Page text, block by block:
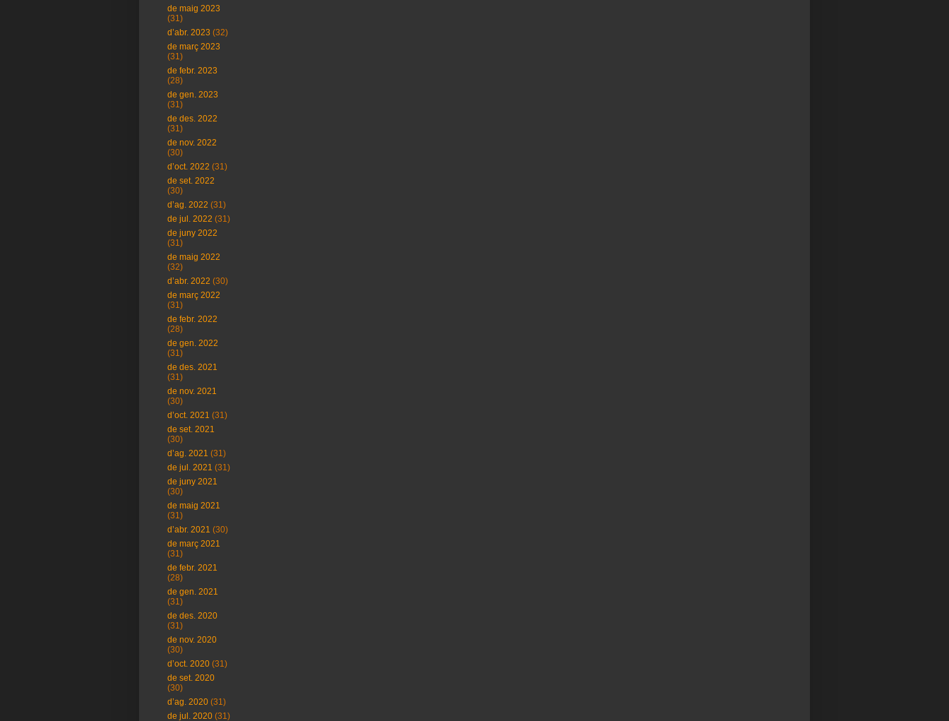
de maig 2023
(31)
d’abr. 2023 (32)
de març 2023
(31)
de febr. 2023
(28)
de gen. 2023
(31)
de des. 2022
(31)
de nov. 2022
(30)
d’oct. 2022 (31)
de set. 2022
(30)
d’ag. 2022 (31)
de jul. 2022 (31)
de juny 2022
(31)
de maig 2022
(32)
d’abr. 2022 (30)
de març 2022
(31)
de febr. 2022
(28)
de gen. 2022
(31)
de des. 2021
(31)
de nov. 2021
(30)
d’oct. 2021 (31)
de set. 2021
(30)
d’ag. 2021 (31)
de jul. 2021 (31)
de juny 2021
(30)
de maig 2021
(31)
d’abr. 2021 (30)
de març 2021
(31)
de febr. 2021
(28)
de gen. 2021
(31)
de des. 2020
(31)
de nov. 2020
(30)
d’oct. 2020 (31)
de set. 2020
(30)
d’ag. 2020 (31)
de jul. 2020 (31)